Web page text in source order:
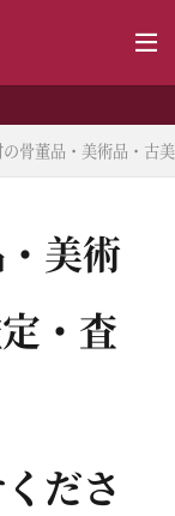
骨董品・美術品・古
美術
・査
ださ